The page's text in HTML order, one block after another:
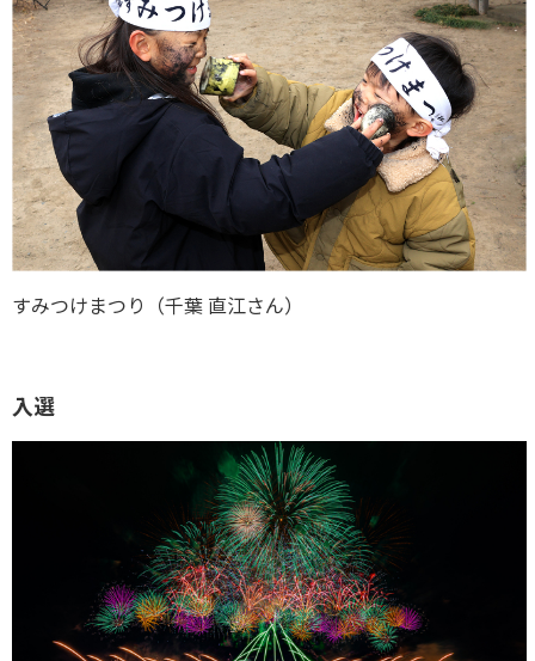
すみつけまつり（千葉 直江さん）
入選